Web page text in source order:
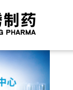
产品中心